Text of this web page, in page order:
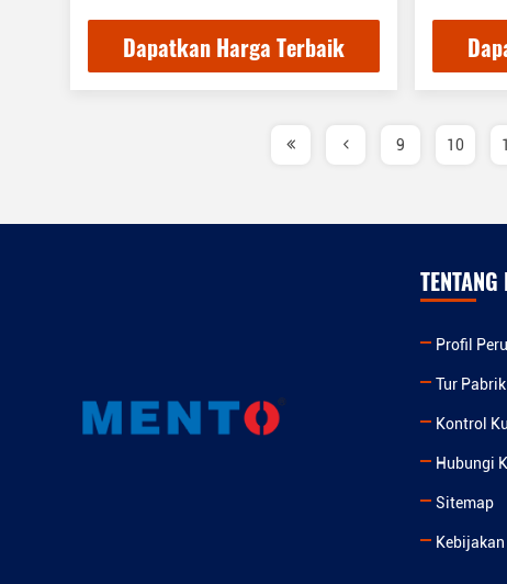
Dapatkan Harga Terbaik
9 10
Profil
Tur Pabrik
Kontrol
Hubungi
Sitemap